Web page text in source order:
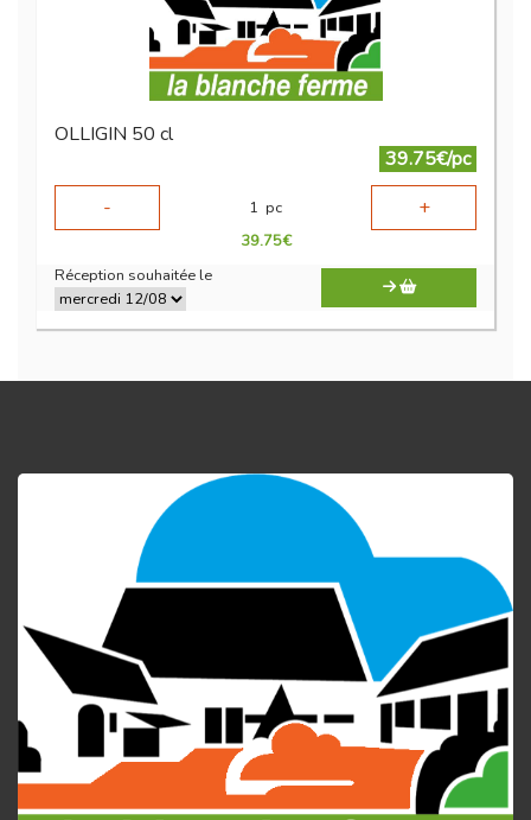
OLLIGIN 50 cl
39.75€/pc
-
1 pc +
39.75€
Réception souhaitée le